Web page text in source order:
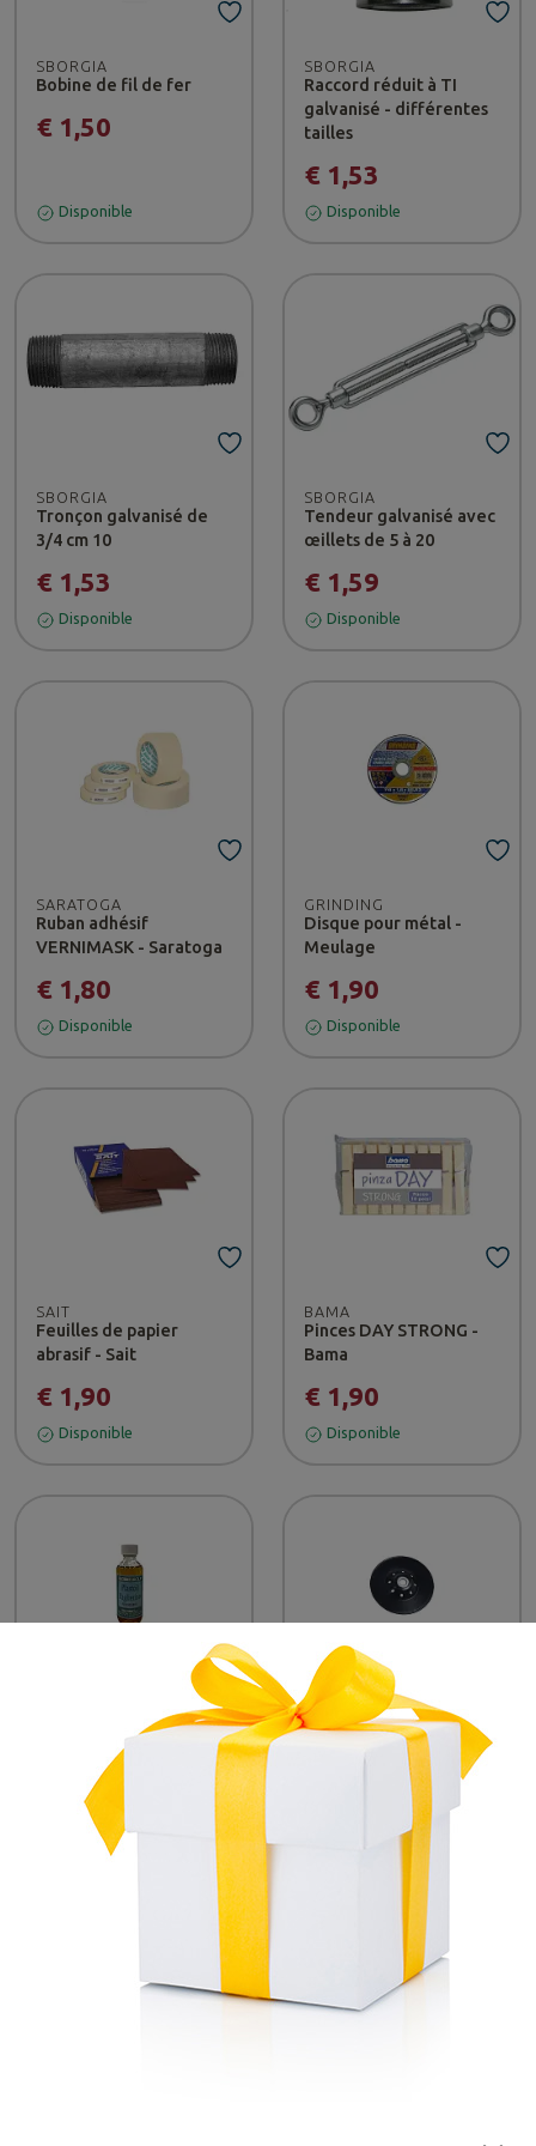
SBORGIA
Bobine de fil de fer
€ 1,50
Disponible
SBORGIA
Raccord réduit à TI
galvanisé - différentes
tailles
€ 1,53
Disponible
SBORGIA
Tronçon galvanisé de
3/4 cm 10
€ 1,53
Disponible
SBORGIA
Tendeur galvanisé avec
œillets de 5 à 20
€ 1,59
Disponible
SARATOGA
Ruban adhésif
VERNIMASK - Saratoga
€ 1,80
Disponible
GRINDING
Disque pour métal -
Meulage
€ 1,90
Disponible
SAIT
Feuilles de papier
abrasif - Sait
€ 1,90
Disponible
BAMA
Pinces DAY STRONG -
Bama
€ 1,90
Disponible
ITALCHIMICI FOLIGNO
Huile imprégnante
protectrice pour bois
PLASTOIL ROUGE -
Italchimici Foligno
€ 2,00
POGGI
Tampon de fond en
nylon - Poggi